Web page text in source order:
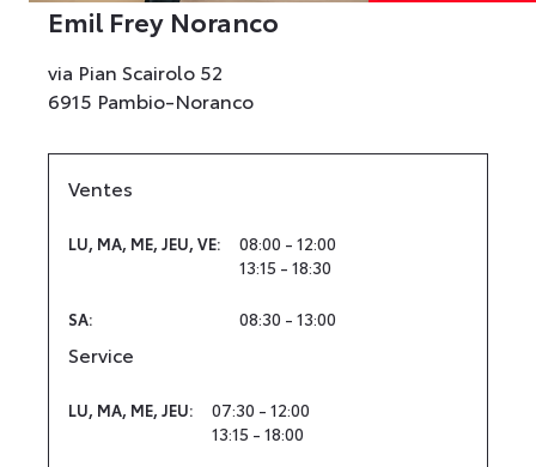
Emil Frey Noranco
via Pian Scairolo 52
6915 Pambio-Noranco
Ventes
LU, MA, ME, JEU, VE:
08:00 - 12:00
13:15 - 18:30
SA: 08:30 - 13:00
Service
LU, MA, ME, JEU:
07:30 - 12:00
13:15 - 18:00